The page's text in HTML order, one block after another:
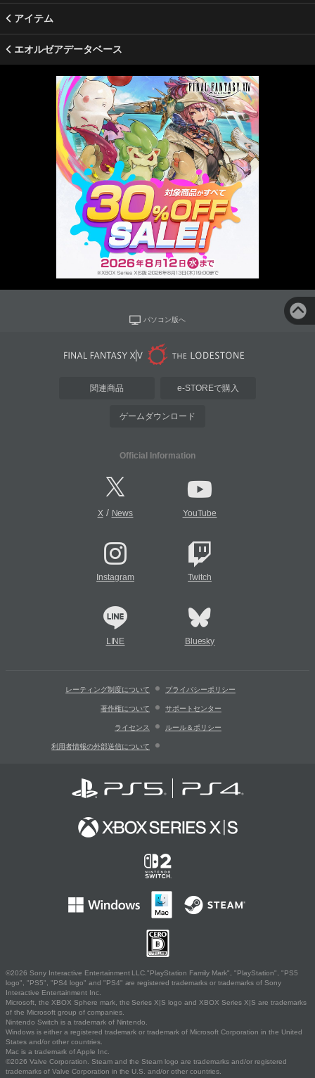
アイテム
エオルゼアデータベース
パソコン版へ
関連商品 e-STOREで購入
ゲームダウンロード
Official Information
X/ News YouTube
Instagram Twitch
LINE Bluesky
レーティング制度について プライバシーポリシー
著作権について サポートセンター
ライセンス ルール＆ポリシー
利用者情報の外部送信について
©2026 Sony Interactive Entertainment LLC."PlayStation Family Mark", "PlayStation", "PS5
logo", "PS5", "PS4 logo" and "PS4" are registered trademarks or trademarks of Sony
Interactive Entertainment Inc.
Microsoft, the XBOX Sphere mark, the Series X|S logo and XBOX Series X|S are trademarks
of the Microsoft group of companies.
Nintendo Switch is a trademark of Nintendo.
Windows is either a registered trademark or trademark of Microsoft Corporation in the United
States and/or other countries.
Mac is a trademark of Apple Inc.
©2026 Valve Corporation. Steam and the Steam logo are trademarks and/or registered
trademarks of Valve Corporation in the U.S. and/or other countries.